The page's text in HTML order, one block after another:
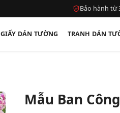
Bảo hành từ
GIẤY DÁN TƯỜNG TRANH DÁN
Mẫu Ban